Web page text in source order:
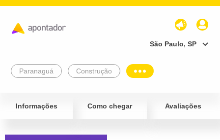
São Paulo, SP
Paranaguá Construção
Informações Como chegar Avaliações